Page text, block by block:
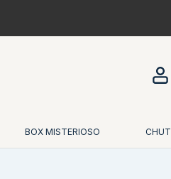
BOX MISTERIOSO